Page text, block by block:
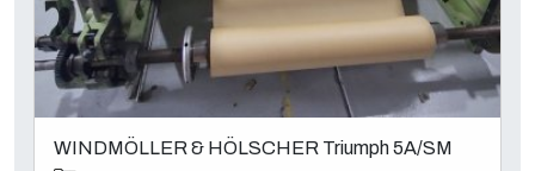
WINDMÖLLER & HÖLSCHER Triumph 5A/SM